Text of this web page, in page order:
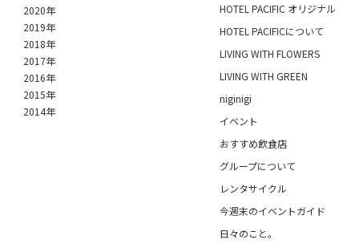
2020年
2019年
2018年
2017年
2016年
2015年
2014年
HOTEL PACIFIC オリジナル
HOTEL PACIFICについて
LIVING WITH FLOWERS
LIVING WITH GREEN
niginigi
イベント
おすすめ飲食店
グループについて
レンタサイクル
今週末のイベントガイド
日々のこと。